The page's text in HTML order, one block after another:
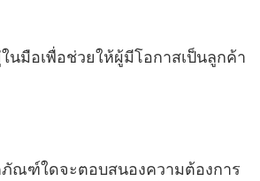
มือเพื่อช่วยให้ผู้มีโอกาสเป็นลูกค้า
ณฑ์ใดจะตอบสนองความต้องการ